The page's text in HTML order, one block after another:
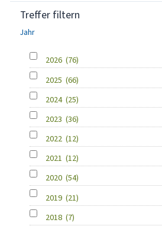
Treffer filtern
Jahr
2026 (76)
2025 (66)
2024 (25)
2023 (36)
2022 (12)
2021 (12)
2020 (54)
2019 (21)
2018 (7)